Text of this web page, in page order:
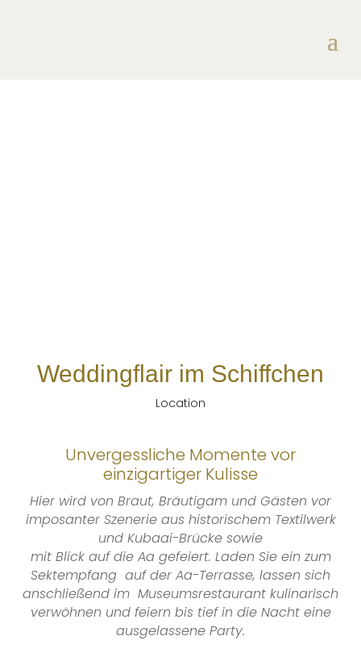
Weddingflair im Schiffchen
Location
Unvergessliche Momente vor
einzigartiger Kulisse
Hier wird von Braut, Bräutigam und Gästen vor
imposanter Szenerie aus historischem Textilwerk
und Kubaai-Brücke sowie
mit Blick auf die Aa gefeiert. Laden Sie ein zum
Sektempfang auf der Aa-Terrasse, lassen sich
anschließend im Museumsrestaurant kulinarisch
verwöhnen und feiern bis tief in die Nacht eine
ausgelassene Party.